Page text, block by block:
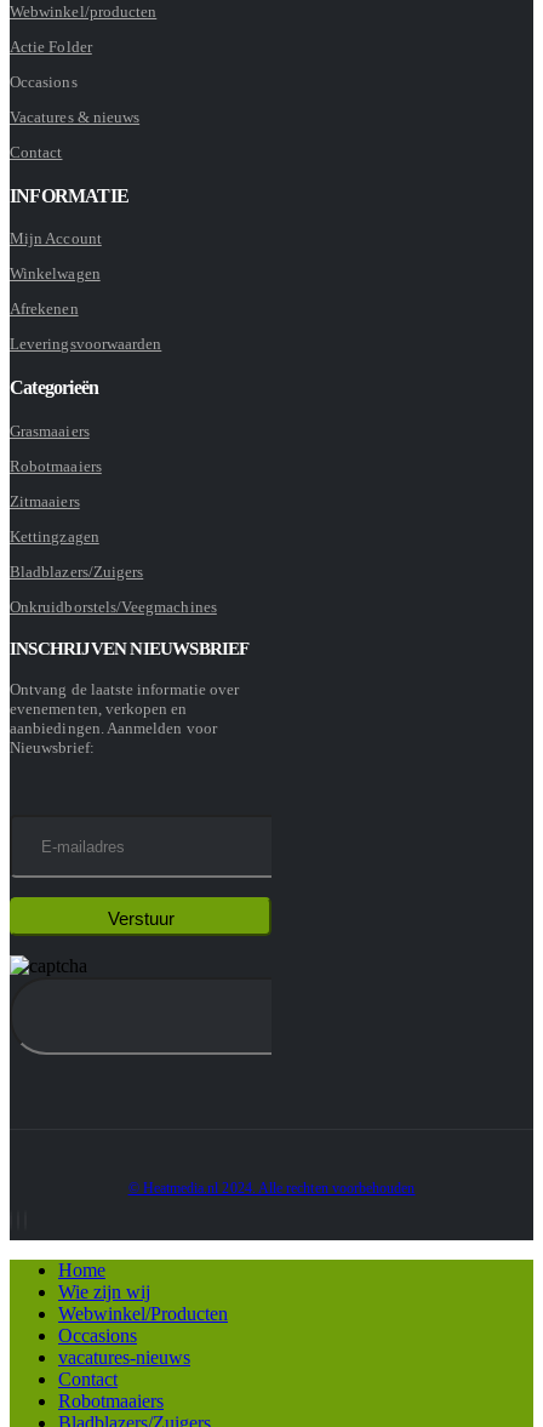
Webwinkel/producten
Actie Folder
Occasions
Vacatures & nieuws
Contact
INFORMATIE
Mijn Account
Winkelwagen
Afrekenen
Leveringsvoorwaarden
Categorieën
Grasmaaiers
Robotmaaiers
Zitmaaiers
Kettingzagen
Bladblazers/Zuigers
Onkruidborstels/Veegmachines
INSCHRIJVEN NIEUWSBRIEF
Ontvang de laatste informatie over
evenementen, verkopen en
aanbiedingen. Aanmelden voor
Nieuwsbrief:
© Heatmedia.nl 2024. Alle rechten voorbehouden
Home
Wie zijn wij
Webwinkel/Producten
Occasions
vacatures-nieuws
Contact
Robotmaaiers